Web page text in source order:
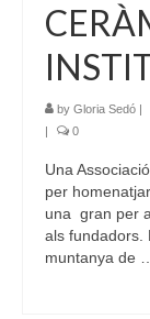
by Gloria Sedó |
|
0
Una
per
una gran per
als fundadors.
muntanya de …